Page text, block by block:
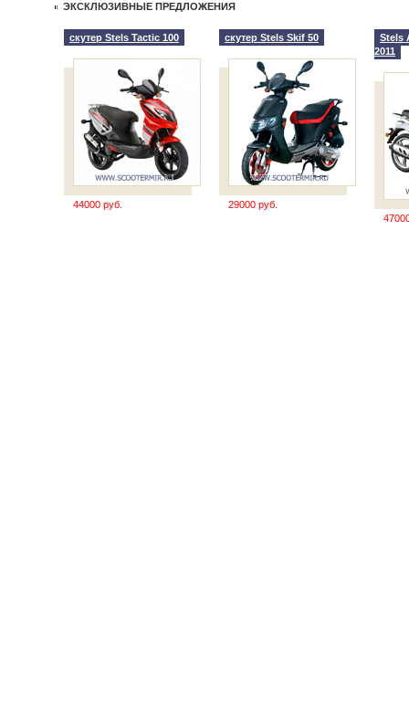
ЭКСКЛЮЗИВНЫЕ ПРЕДЛОЖЕНИЯ
скутер Stels Tactic 100
44000 руб.
скутер Stels Skif 50
29000 руб.
Stels
2011